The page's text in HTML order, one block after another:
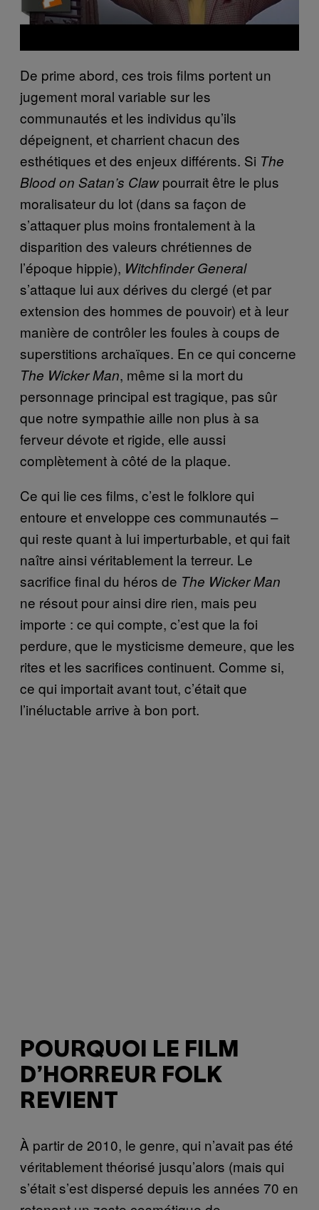
De prime abord, ces trois films portent un
jugement moral variable sur les
communautés et les individus qu’ils
dépeignent, et charrient chacun des
esthétiques et des enjeux différents. Si The
Blood on Satan’s Clawpourrait être le plus
moralisateur du lot (dans sa façon de
s’attaquer plus moins frontalement à la
disparition des valeurs chrétiennes de
l’époque hippie), Witchfinder General
s’attaque lui aux dérives du clergé (et par
extension des hommes de pouvoir) et à leur
manière de contrôler les foules à coups de
superstitions archaïques. En ce qui concerne
The Wicker Man, même si la mort du
personnage principal est tragique, pas sûr
que notre sympathie aille non plus à sa
ferveur dévote et rigide, elle aussi
complètement à côté de la plaque.
Ce qui lie ces films, c’est le folklore qui
entoure et enveloppe ces communautés –
qui reste quant à lui imperturbable, et qui fait
naître ainsi véritablement la terreur. Le
sacrifice final du héros de The Wicker Man
ne résout pour ainsi dire rien, mais peu
importe : ce qui compte, c’est que la foi
perdure, que le mysticisme demeure, que les
rites et les sacrifices continuent. Comme si,
ce qui importait avant tout, c’était que
l’inéluctable arrive à bon port.
POURQUOI LE FILM
D’HORREUR FOLK
REVIENT
À partir de 2010, le genre, qui n’avait pas été
véritablement théorisé jusqu’alors (mais qui
s’était s’est dispersé depuis les années 70 en